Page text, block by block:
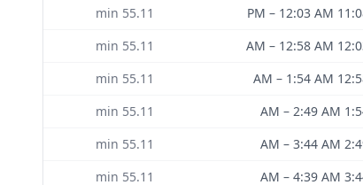
11:08
– 12:03 AM
55.11
12:03
– 12:58 AM
55.11
12:58
– 1:54 AM
55.11
1:54
– 2:49 AM
55.11
2:49
– 3:44 AM
55.11
3:44
– 4:39 AM
55.11